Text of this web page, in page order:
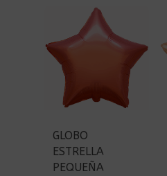
GLOBO
ESTRELLA
PEQUEÑA